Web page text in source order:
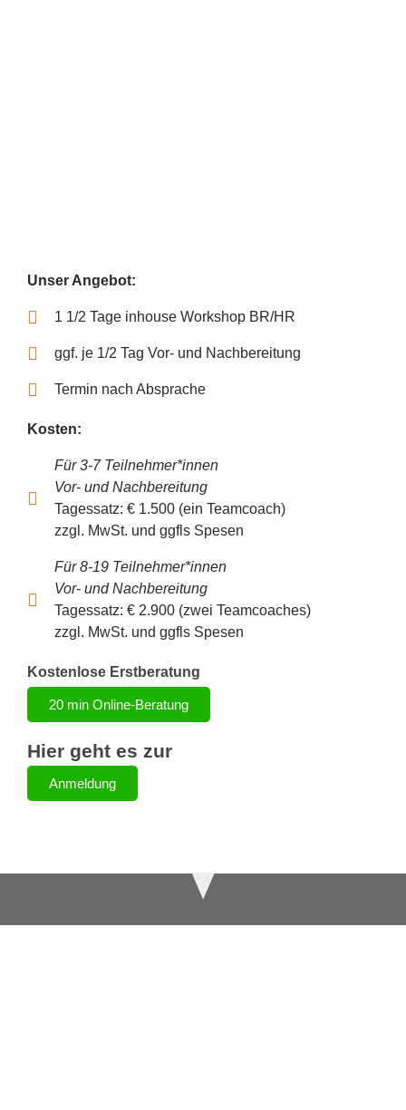
Unser Angebot:
1 1/2 Tage inhouse Workshop BR/HR
ggf. je 1/2 Tag Vor- und Nachbereitung
Termin nach Absprache
Kosten:
Für 3-7 Teilnehmer*innen
Vor- und Nachbereitung
Tagessatz: € 1.500 (ein Teamcoach)
zzgl. MwSt. und ggfls Spesen
Für 8-19 Teilnehmer*innen
Vor- und Nachbereitung
Tagessatz: € 2.900 (zwei Teamcoaches)
zzgl. MwSt. und ggfls Spesen
Kostenlose Erstberatung
20 min Online-Beratung
Hier geht es zur
Anmeldung